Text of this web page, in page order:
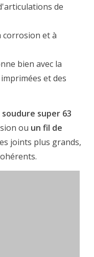
de
corrosion et à
bien avec la
et des
super 63
ou un fil de
joints plus grands,